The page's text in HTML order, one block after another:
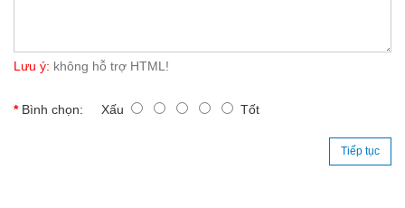
Lưu ý: không hỗ trợ HTML!
Bình chọn: Xấu Tốt
Tiếp tục